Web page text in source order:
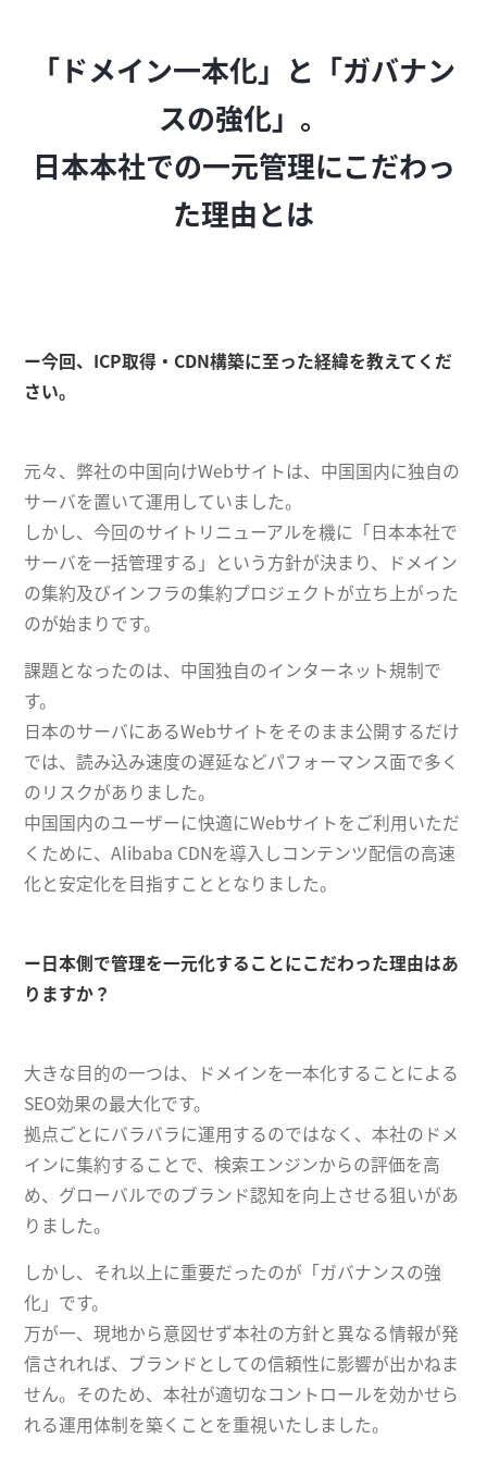
「ドメイン一本化」と「ガバナン
スの強化」。
日本本社での一元管理にこだわっ
た理由とは
ー今回、ICP取得・CDN構築に至った経緯を教えてくだ
さい。
元々、弊社の中国向けWebサイトは、中国国内に独自の
サーバを置いて運用していました。
しかし、今回のサイトリニューアルを機に「日本本社で
サーバを一括管理する」という方針が決まり、ドメイン
の集約及びインフラの集約プロジェクトが立ち上がった
のが始まりです。
課題となったのは、中国独自のインターネット規制で
す。
日本のサーバにあるWebサイトをそのまま公開するだけ
では、読み込み速度の遅延などパフォーマンス面で多く
のリスクがありました。
中国国内のユーザーに快適にWebサイトをご利用いただ
くために、Alibaba CDNを導入しコンテンツ配信の高速
化と安定化を目指すこととなりました。
ー日本側で管理を一元化することにこだわった理由はあ
りますか？
大きな目的の一つは、ドメインを一本化することによる
SEO効果の最大化です。
拠点ごとにバラバラに運用するのではなく、本社のドメ
インに集約することで、検索エンジンからの評価を高
め、グローバルでのブランド認知を向上させる狙いがあ
りました。
しかし、それ以上に重要だったのが「ガバナンスの強
化」です。
万が一、現地から意図せず本社の方針と異なる情報が発
信されれば、ブランドとしての信頼性に影響が出かねま
せん。そのため、本社が適切なコントロールを効かせら
れる運用体制を築くことを重視いたしました。